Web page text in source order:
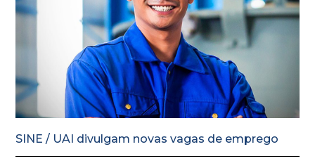
SINE / UAI divulgam novas vagas de emprego